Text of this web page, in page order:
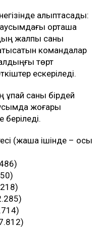
қалыптасады:
орташа
жалпы саны
командалар
төрт
ескеріледі.
ұпай саны бірдей
жоғары
(жақша ішінде – осы